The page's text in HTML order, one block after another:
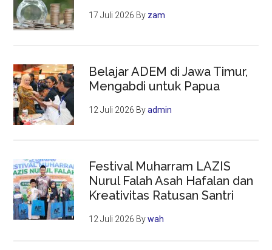
17 Juli 2026 By zam
Belajar ADEM di Jawa Timur,
Mengabdi untuk Papua
12 Juli 2026 Byadmin
Festival Muharram LAZIS
Nurul Falah Asah Hafalan dan
Kreativitas Ratusan Santri
12 Juli 2026 Bywah